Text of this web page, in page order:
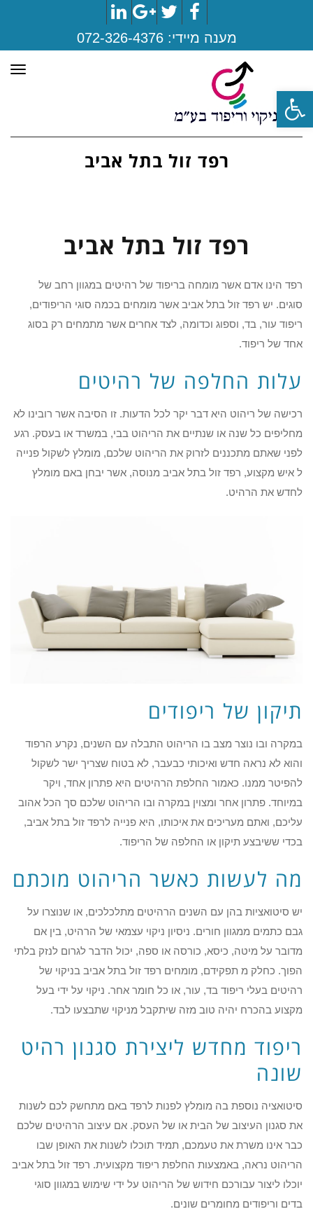
פתח סרגל נגישות
Facebook
Twitter
Google+
LinkedIn
מענה מיידי:072-326-4376
רפד זול בתל אביב
רפד זול בתל אביב
רפד הינו אדם אשר מומחה בריפוד של רהיטים במגוון רחב של
סוגים. יש רפד זול בתל אביב אשר מומחים בכמה סוגי הריפודים,
ריפוד עור, בד, וספוג וכדומה, לצד אחרים אשר מתמחים רק בסוג
אחד של ריפוד.
עלות החלפה של רהיטים
רכישה של ריהוט היא דבר יקר לכל הדעות. זו הסיבה אשר רובינו לא
מחליפים כל שנה או שנתיים את הריהוט בבי, במשרד או בעסק. רגע
לפני שאתם מתכננים לזרוק את הריהוט שלכם, מומלץ לשקול פנייה
ל איש מקצוע, רפד זול בתל אביב מנוסה, אשר יבחן באם מומלץ
לחדש את הרהיט.
תיקון של ריפודים
במקרה ובו נוצר מצב בו הריהוט התבלה עם השנים, נקרע הרפוד
והוא לא נראה חדש ואיכותי כבעבר, לא בטוח שצריך ישר לשקול
להפיטר ממנו. כאמור החלפת הרהיטים היא פתרון אחד, ויקר
במיוחד. פתרון אחר ומצוין במקרה ובו הריהוט שלכם סך הכל אהוב
עליכם, ואתם מעריכים את איכותו, היא פנייה לרפד זול בתל אביב,
בכדי ששיבצע תיקון או החלפה של הריפוד.
מה לעשות כאשר הריהוט מוכתם
יש סיטואציות בהן עם השנים הרהיטים מתלכלכים, או שנוצרו על
גבם כתמים ממגוון חורים. ניסיון ניקוי עצמאי של הרהיט, בין אם
מדובר על מיטה, כיסא, כורסה או ספה, יכול הדבר לגרום לנזק בלתי
הפוך. כחלק מ תפקידם, מומחים רפד זול בתל אביב בניקוי של
רהיטים בעלי ריפוד בד, עור, או כל חומר אחר. ניקוי על ידי בעל
מקצוע בהכרח יהיה טוב מזה שיתקבל מניקוי שתבצעו לבד.
ריפוד מחדש ליצירת סגנון רהיט
שונה
סיטואציה נוספת בה מומלץ לפנות לרפד באם מתחשק לכם לשנות
את סגנון העיצוב של הבית או של העסק. אם עיצוב הרהיטים שלכם
כבר אינו משרת את טעמכם, תמיד תוכלו לשנות את האופן שבו
הריהוט נראה, באמצעות החלפת ריפוד מקצועית. רפד זול בתל אביב
יוכלו ליצור עבורכם חידוש של הריהוט על ידי שימוש במגוון סוגי
בדים וריפודים מחומרים שונים.